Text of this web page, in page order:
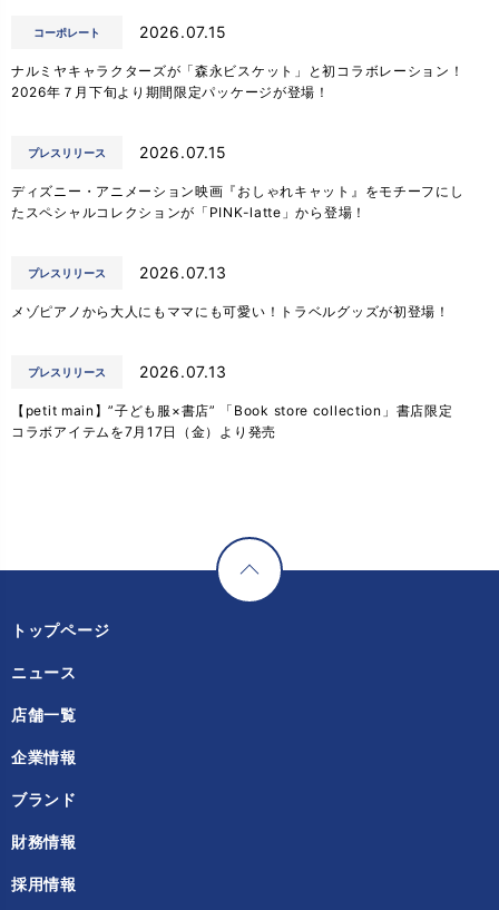
コーポレート 2026.07.15
ナルミヤキャラクターズが「森永ビスケット」と初コラボレーション！
2026年７月下旬より期間限定パッケージが登場！
プレスリリース 2026.07.15
ディズニー・アニメーション映画『おしゃれキャット』をモチーフにし
たスペシャルコレクションが「PINK-latte」から登場！
プレスリリース 2026.07.13
メゾピアノから大人にもママにも可愛い！トラベルグッズが初登場！
プレスリリース 2026.07.13
【petit main】”子ども服×書店” 「Book store collection」書店限定
コラボアイテムを7月17日（金）より発売
トップページ
ニュース
店舗一覧
企業情報
ブランド
財務情報
採用情報